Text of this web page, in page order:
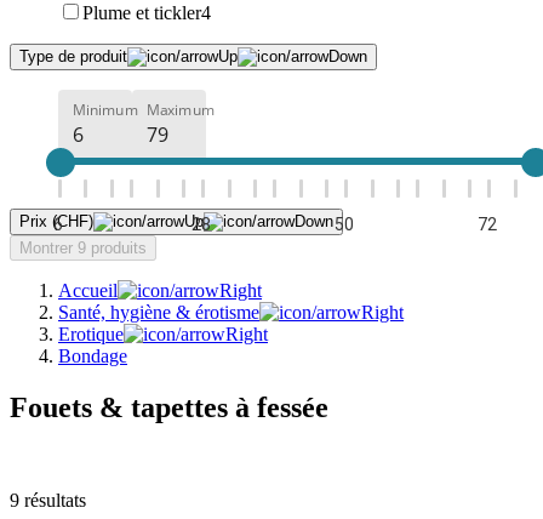
Plume et tickler4
Type de produit
Minimum Maximum
6 28 50 72
Prix (CHF)
Montrer 9 produits
Accueil
Santé, hygiène & érotisme
Erotique
Bondage
Fouets & tapettes à fessée
9 résultats